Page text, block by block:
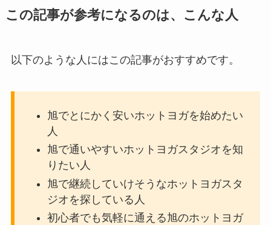
この記事が参考になるのは、こんな人
以下のような人にはこの記事がおすすめです。
旭でとにかく安いホットヨガを始めたい
人
旭で通いやすいホットヨガスタジオを知
りたい人
旭で継続していけそうなホットヨガスタ
ジオを探している人
初心者でも気軽に通える旭のホットヨガ